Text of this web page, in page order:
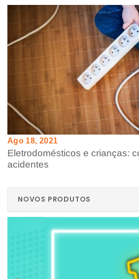
Ago 18, 2021
Eletrodomésticos e crianças:
acidentes
NOVOS PRODUTOS